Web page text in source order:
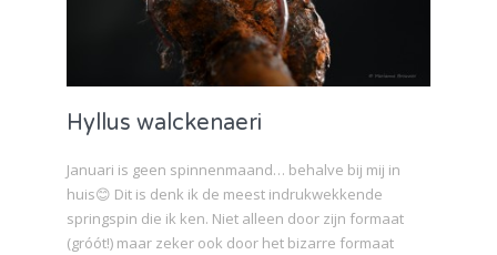
Hyllus walckenaeri
Januari is geen spinnenmaand… behalve bij mij in
huis😊 Dit is denk ik de meest indrukwekkende
springspin die ik ken. Niet alleen door zijn formaat
(gróót!) maar zeker ook door het bizarre formaat